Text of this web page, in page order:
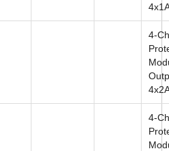
4-
4-